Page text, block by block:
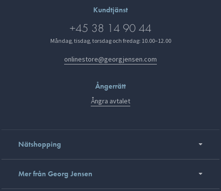
Kundtjänst
+45 38 14 90 44
Måndag, tisdag, torsdag och fredag: 10.00–12.00
onlinestore@georgjensen.com
Ångerrätt
Ångra avtalet
Nätshopping
Mer från Georg Jensen